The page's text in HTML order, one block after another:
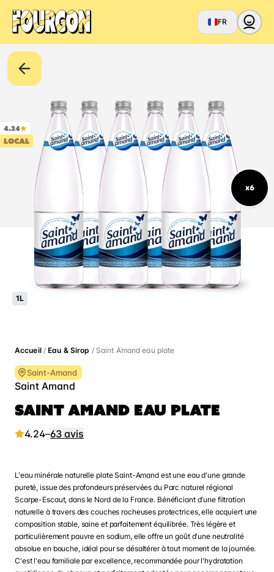
FR
x6
4.24
LOCAL
1L
Accueil/Eau & Sirop / Saint Amand eau plate
Saint-Amand
Saint Amand
SAINT AMAND EAU PLATE
4.24–63 avis
L'eau minérale naturelle plate Saint-Amand est une eau d'une grande
pureté, issue des profondeurs préservées du Parc naturel régional
Scarpe-Escaut, dans le Nord de la France. Bénéficiant d'une filtration
naturelle à travers des couches rocheuses protectrices, elle acquiert une
composition stable, saine et parfaitement équilibrée. Très légère et
particulièrement pauvre en sodium, elle offre un goût d'une neutralité
absolue en bouche, idéal pour se désaltérer à tout moment de la journée.
C'est l'eau familiale par excellence, recommandée pour l'hydratation